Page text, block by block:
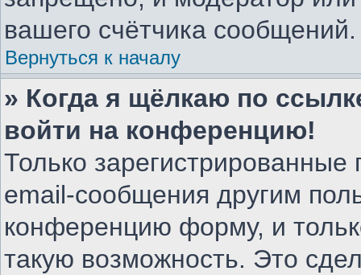
вашего счётчика сообщений.
Вернуться к началу
» Когда я щёлкаю по
войти на конференцию!
Только зарегистрированные
email-сообщения другим
конференцию форму, и
такую возможность. Это